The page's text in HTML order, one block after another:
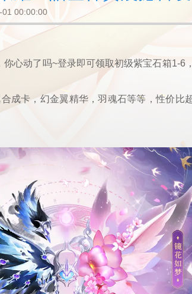
01 00:00:00
心动了吗~登录即可领取初级紫宝石箱1-6
成卡，幻金翼精华，羽魂石等等，性价比